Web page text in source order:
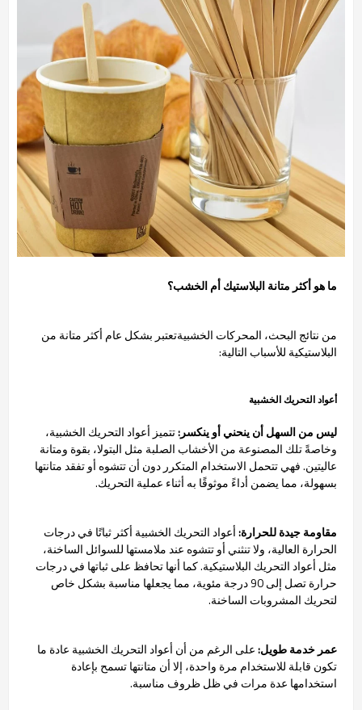
ما هو أكثر متانة البلاستيك أم الخشب؟
من نتائج البحث، المحركات الخشبيةتعتبر بشكل عام أكثر متانة من
البلاستيكية للأسباب التالية:
أعواد التحريك الخشبية
ليس من السهل أن ينحني أو ينكسر:تتميز أعواد التحريك الخشبية،
وخاصةً تلك المصنوعة من الأخشاب الصلبة مثل البتولا، بقوة ومتانة
عاليتين. فهي تتحمل الاستخدام المتكرر دون أن تتشوه أو تفقد متانتها
بسهولة، مما يضمن أداءً موثوقًا به أثناء عملية التحريك.
مقاومة جيدة للحرارة:أعواد التحريك الخشبية أكثر ثباتًا في درجات
الحرارة العالية، ولا تنثني أو تتشوه عند ملامستها للسوائل الساخنة،
مثل أعواد التحريك البلاستيكية. كما أنها تحافظ على ثباتها في درجات
حرارة تصل إلى 90 درجة مئوية، مما يجعلها مناسبة بشكل خاص
لتحريك المشروبات الساخنة.
عمر خدمة طويل:على الرغم من أن أعواد التحريك الخشبية عادة ما
تكون قابلة للاستخدام مرة واحدة، إلا أن متانتها تسمح بإعادة
استخدامها عدة مرات في ظل ظروف مناسبة.